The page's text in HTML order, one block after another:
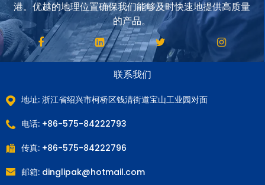
港。优越的地理位置确保我们能够及时快速地提供高质量
的产品。
联系我们
地址: 浙江省绍兴市柯桥区钱清街道宝山工业园对面
电话: +86-575-84222793
传真: +86-575-84222796
邮箱: dinglipak@hotmail.com